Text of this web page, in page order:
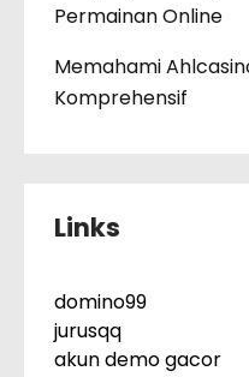
Permainan Online
Memahami
Komprehensif
Links
domino99
jurusqq
akun demo gacor